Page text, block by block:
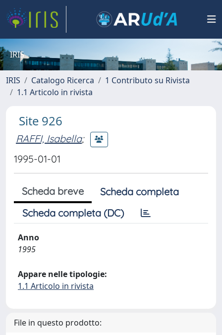
IRIS
IRIS Catalogo Ricerca
1 Contributo su Rivista
1.1 Articolo in rivista
Site 926
RAFFI, Isabella;
1995-01-01
Scheda breve
Scheda completa
Scheda completa (DC)
Anno
1995
Appare nelle tipologie:
1.1 Articolo in rivista
File in questo prodotto: